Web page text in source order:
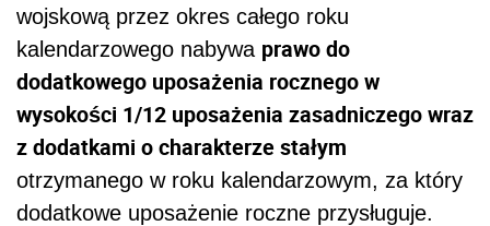
wojskową przez okres całego roku
kalendarzowego nabywa prawo do
dodatkowego uposażenia rocznego w
wysokości 1/12 uposażenia zasadniczego wraz
z dodatkami o charakterze stałym
otrzymanego w roku kalendarzowym, za który
dodatkowe uposażenie roczne przysługuje.